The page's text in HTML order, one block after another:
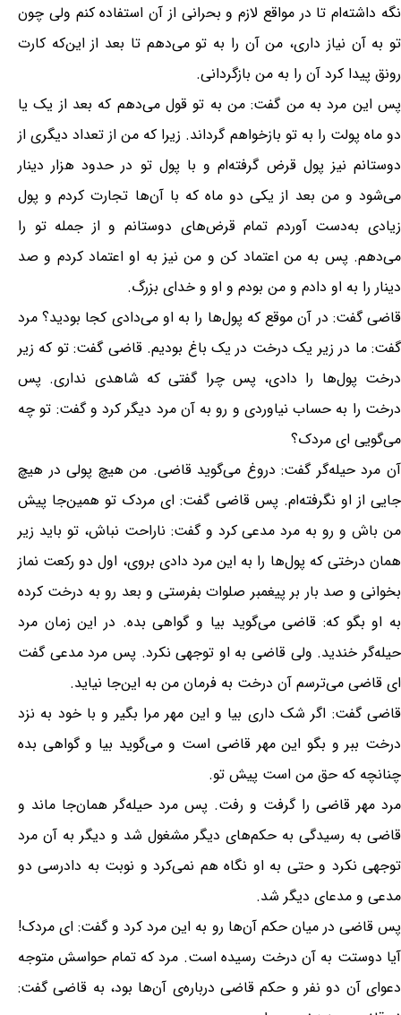
نگه داشته‌ام تا در مواقع لازم و بحرانی از آن استفاده کنم ولی چون
تو به آن نیاز داری، من آن را به تو می‌دهم تا بعد از این‌که کارت
رونق پیدا کرد آن را به من بازگردانی.
پس این مرد به من گفت: من به تو قول می‌دهم که بعد از یک یا
دو ماه پولت را به تو بازخواهم گرداند. زیرا که من از تعداد دیگری از
دوستانم نیز پول قرض گرفته‌ام و با پول تو در حدود هزار دینار
می‌شود و من بعد از یکی دو ماه که با آن‌ها تجارت کردم و پول
زیادی به‌دست آوردم تمام قرض‌های دوستانم و از جمله تو را
می‌دهم. پس به من اعتماد کن و من نیز به او اعتماد کردم و صد
دینار را به او دادم و من بودم و او و خدای بزرگ.
قاضی گفت: در آن موقع که پول‌ها را به او می‌دادی کجا بودید؟ مرد
گفت: ما در زیر یک درخت در یک باغ بودیم. قاضی گفت: تو که زیر
درخت پول‌ها را دادی، پس چرا گفتی که شاهدی نداری. پس
درخت را به حساب نیاوردی و رو به آن مرد دیگر کرد و گفت: تو چه
می‌گویی ‌ای مردک؟
آن مرد حیله‌گر گفت: دروغ می‌گوید قاضی. من هیچ پولی در هیچ
جایی از او نگرفته‌ام. پس قاضی گفت: ای مردک تو همین‌جا پیش
من باش و رو به مرد مدعی کرد و گفت: ناراحت نباش، تو باید زیر
همان درختی که پول‌ها را به این مرد دادی بروی، اول دو رکعت نماز
بخوانی و صد بار بر پیغمبر صلوات بفرستی و بعد رو به درخت کرده
به او بگو که: قاضی می‌گوید بیا و گواهی بده. در این زمان مرد
حیله‌گر خندید. ولی قاضی به او توجهی نکرد. پس مرد مدعی گفت
ای قاضی می‌ترسم آن درخت به فرمان من به این‌جا نیاید.
قاضی گفت: اگر شک داری بیا و این مهر مرا بگیر و با خود به نزد
درخت ببر و بگو این مهر قاضی است و می‌گوید بیا و گواهی بده
چنانچه که حق من است پیش تو.
مرد مهر قاضی را گرفت و رفت. پس مرد حیله‌گر همان‌جا ماند و
قاضی به رسیدگی به حکم‌های دیگر مشغول شد و دیگر به آن مرد
توجهی نکرد و حتی به او نگاه هم نمی‌کرد و نوبت به دادرسی دو
مدعی و مدعای دیگر شد.
پس قاضی در میان حکم آن‌ها رو به این مرد کرد و گفت:‌ ای مردک!
آیا دوستت به آن درخت رسیده است. مرد که تمام حواسش متوجه
دعوای آن دو نفر و حکم قاضی درباره‌ی آن‌ها بود، به قاضی گفت: